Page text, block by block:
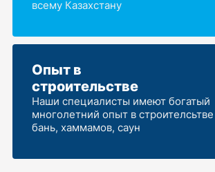
всему Казахстану
Опыт в
строительстве
Наши специалисты имеют богатый
многолетний опыт в
бань, хаммамов, саун